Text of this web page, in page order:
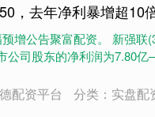
，去年净利暴增超10
增公告聚富配资。 新强联
公司股东的净利润为7.80
配资平台 分类：实盘配